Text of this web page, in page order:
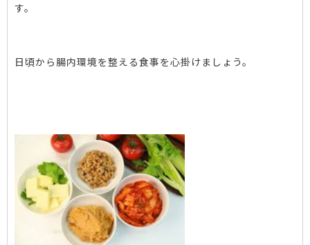
す。
日頃から腸内環境を整える食事を心掛けましょう。